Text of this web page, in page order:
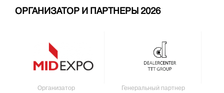
ОРГАНИЗАТОР И ПАРТНЕРЫ 2026
Организатор Генеральный партнер